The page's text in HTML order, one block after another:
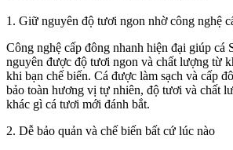
1. Giữ nguyên độ tươi ngon nhờ công nghệ
Công nghệ cấp đông nhanh hiện đại giúp cá
nguyên được độ tươi ngon và chất lượng từ
khi bạn chế biến. Cá được làm sạch và cấp
bảo toàn hương vị tự nhiên, độ tươi và chất
khác gì cá tươi mới đánh bắt.
2. Dễ bảo quản và chế biến bất cứ lúc nào